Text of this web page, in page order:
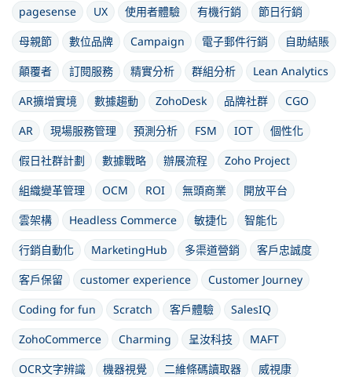
pagesense
UX 使用者體驗 有機行銷
節日行銷
母親節
數位品牌 Campaign 電子郵件行銷
自助結賬
顛覆者
訂閱服務 精實分析 群組分析
Lean Analytics
AR擴增實境
數據趨動 ZohoDesk 品牌社群
CGO
AR
現場服務管理 預測分析 FSM IOT
個性化
假日社群計劃
數據戰略 辦展流程
Zoho Project
組織變革管理
OCM ROI 無頭商業
開放平台
雲架構
Headless Commerce 敏捷化
智能化
行銷自動化
MarketingHub 多渠道營銷
客戶忠誠度
客戶保留
customer experience
Customer Journey
Coding for fun
Scratch 客戶體驗
SalesIQ
ZohoCommerce
Charming 呈汝科技
MAFT
OCR文字辨識
機器視覺 二維條碼讀取器
威視康